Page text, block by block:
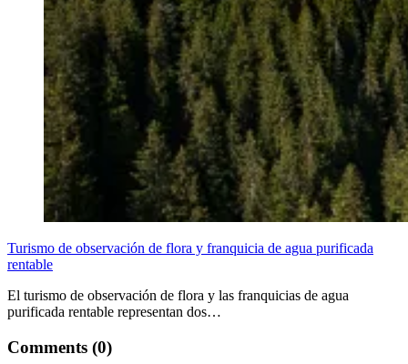
Turismo de observación de flora y franquicia de agua purificada
rentable
El turismo de observación de flora y las franquicias de agua
purificada rentable representan dos…
Comments (0)